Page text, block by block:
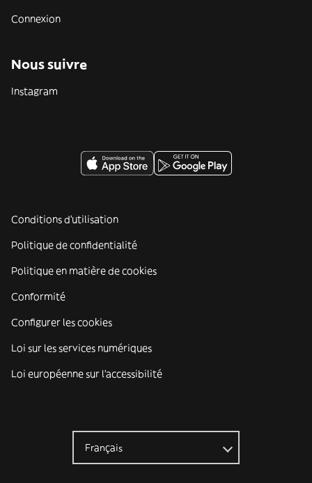
Connexion
Nous suivre
Instagram
Conditions d'utilisation
Politique de confidentialité
Politique en matière de cookies
Conformité
Configurer les cookies
Loi sur les services numériques
Loi européenne sur l’accessibilité